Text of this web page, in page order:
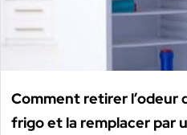
Comment retirer l’odeur
frigo et la remplacer par